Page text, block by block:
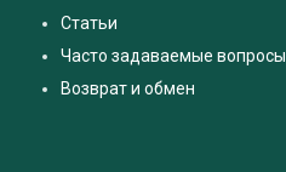
Статьи
Часто задаваемые вопросы
Возврат и обмен